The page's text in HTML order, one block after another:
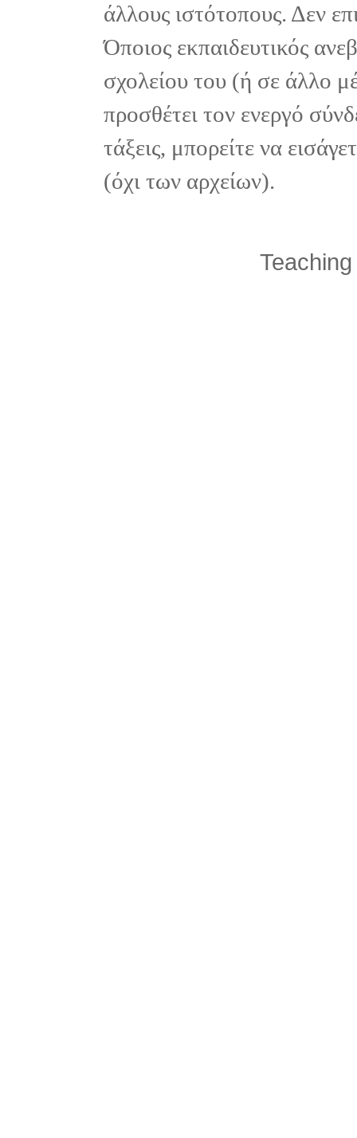
άλλους ιστότοπους. Δεν
Όποιος εκπαιδευτικός
σχολείου του (ή σε άλλο
προσθέτει τον ενεργό
τάξεις, μπορείτε να
(όχι των αρχείων).